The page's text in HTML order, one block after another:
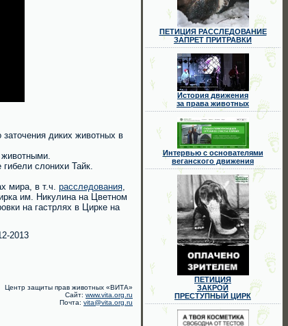
диких животных в
слонихи Тайк.
мира, в т.ч. расследования,
им. Никулина на Цветном
на гастрлях в Цирке на
2013
Центр защиты прав животных «ВИТА»
Сайт: www.vita.org.ru
Почта: vita@vita.org.ru
ПЕТИЦИЯ РАССЛЕДОВАНИЕ
ЗАПРЕТ ПРИТРАВКИ
История движения
за права животных
Интервью с основателями
веганского движения
ПЕТИЦИЯ
ЗАКРОЙ
ПРЕСТУПНЫЙ ЦИРК